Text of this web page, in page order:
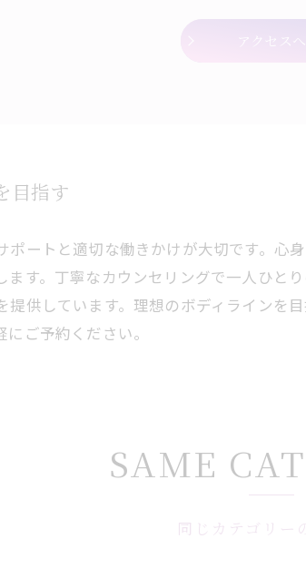
アクセスへ
目指す
ートと適切な働きかけが大切です。
ます。丁寧なカウンセリングで一人ひ
提供しています。理想のボディライン
ご予約ください。
同じカテゴリー
SAME